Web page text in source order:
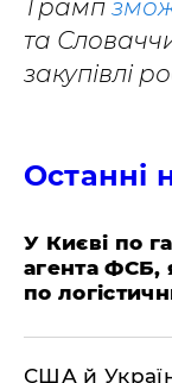
Трамп
та
закупівлі
Останні
У Києві по
агента ФСБ,
по
США й